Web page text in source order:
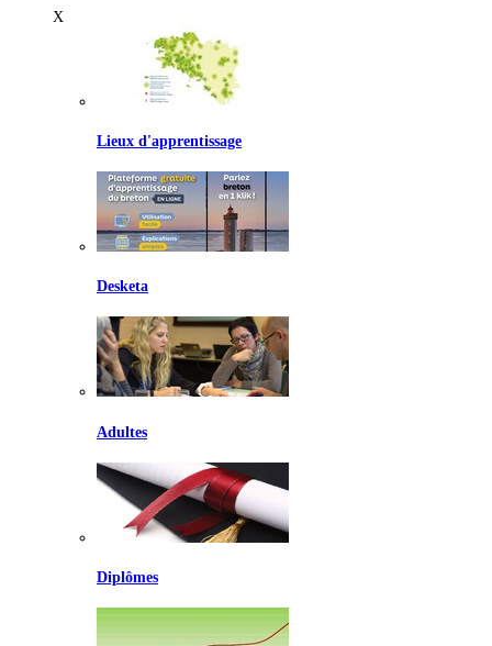
X
Lieux d'apprentissage
Desketa
Adultes
Diplômes